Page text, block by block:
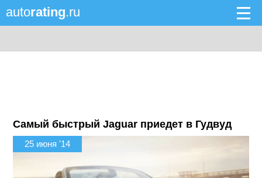
autorating.ru
Самый быстрый Jaguar приедет в Гудвуд
25 июня '14